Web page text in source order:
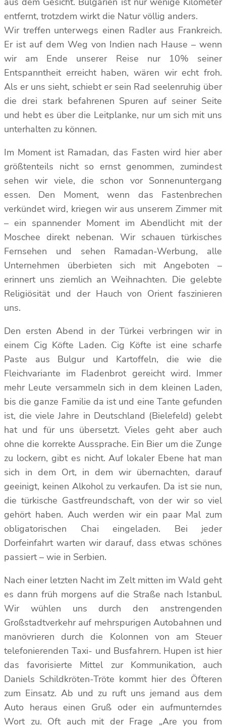
entfernt, trotzdem wirkt die Natur völlig anders.
Wir treffen unterwegs einen Radler aus Frankreich.
Er ist auf dem Weg von Indien nach Hause – wenn
wir am Ende unserer Reise nur 10% seiner
Entspanntheit erreicht haben, wären wir echt froh.
Als er uns sieht, schiebt er sein Rad seelenruhig über
die drei stark befahrenen Spuren auf seiner Seite
und hebt es über die Leitplanke, nur um sich mit uns
unterhalten zu können.
Im Moment ist Ramadan, das Fasten wird hier aber
größtenteils nicht so ernst genommen, zumindest
sehen wir viele, die schon vor Sonnenuntergang
essen. Den Moment, wenn das Fastenbrechen
verkündet wird, kriegen wir aus unserem Zimmer mit
– ein spannender Moment im Abendlicht mit der
Moschee direkt nebenan. Wir schauen türkisches
Fernsehen und sehen Ramadan-Werbung, alle
Unternehmen überbieten sich mit Angeboten –
erinnert uns ziemlich an Weihnachten. Die gelebte
Religiösität und der Hauch von Orient faszinieren
uns.
Den ersten Abend in der Türkei verbringen wir in
einem Cig Köfte Laden. Cig Köfte ist eine scharfe
Paste aus Bulgur und Kartoffeln, die wie die
Fleichvariante im Fladenbrot gereicht wird. Immer
mehr Leute versammeln sich in dem kleinen Laden,
bis die ganze Familie da ist und eine Tante gefunden
ist, die viele Jahre in Deutschland (Bielefeld) gelebt
hat und für uns übersetzt. Vieles geht aber auch
ohne die korrekte Aussprache. Ein Bier um die Zunge
zu lockern, gibt es nicht. Auf lokaler Ebene hat man
sich in dem Ort, in dem wir übernachten, darauf
geeinigt, keinen Alkohol zu verkaufen. Da ist sie nun,
die türkische Gastfreundschaft, von der wir so viel
gehört haben. Auch werden wir ein paar Mal zum
obligatorischen Chai eingeladen. Bei jeder
Dorfeinfahrt warten wir darauf, dass etwas schönes
passiert – wie in Serbien.
Nach einer letzten Nacht im Zelt mitten im Wald geht
es dann früh morgens auf die Straße nach Istanbul.
Wir wühlen uns durch den anstrengenden
Großstadtverkehr auf mehrspurigen Autobahnen und
manövrieren durch die Kolonnen von am Steuer
telefonierenden Taxi- und Busfahrern. Hupen ist hier
das favorisierte Mittel zur Kommunikation, auch
Daniels Schildkröten-Tröte kommt hier des Öfteren
zum Einsatz. Ab und zu ruft uns jemand aus dem
Auto heraus einen Gruß oder ein aufmunterndes
Wort zu. Oft auch mit der Frage „Are you from